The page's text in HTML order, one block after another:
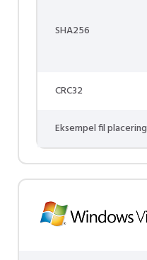
SHA256
CRC32
Eksempel fil placering